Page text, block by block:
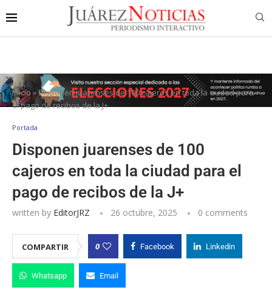
Inicio»Disponen juarenses de 100 cajeros en toda la ciudad para
el pago de recibos de la J+
Portada
Disponen juarenses de 100
cajeros en toda la ciudad para el
pago de recibos de la J+
written by EditorJRZ 26 octubre, 2025 0 comments
COMPARTIR 0 Facebook Linkedin
Whatsapp Email